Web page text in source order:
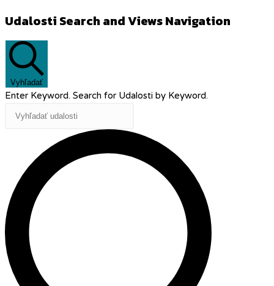
Udalosti
Udalosti Search and Views Navigation
Vyhľadať
Enter Keyword. Search for Udalosti by Keyword.